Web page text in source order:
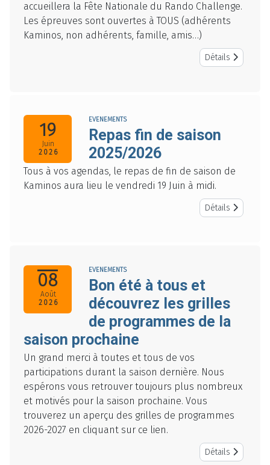
accueillera la Fête Nationale du Rando Challenge.
Les épreuves sont ouvertes à TOUS (adhérents
Kaminos, non adhérents, famille, amis…)
Détails
19
Juin
2026
EVENEMENTS
Repas fin de saison
2025/2026
Tous à vos agendas, le repas de fin de saison de
Kaminos aura lieu le vendredi 19 Juin à midi.
Détails
08
Août
2026
EVENEMENTS
Bon été à tous et
découvrez les grilles
de programmes de la
saison prochaine
Un grand merci à toutes et tous de vos
participations durant la saison dernière. Nous
espérons vous retrouver toujours plus nombreux
et motivés pour la saison prochaine. Vous
trouverez un aperçu des grilles de programmes
2026-2027 en cliquant sur ce lien.
Détails